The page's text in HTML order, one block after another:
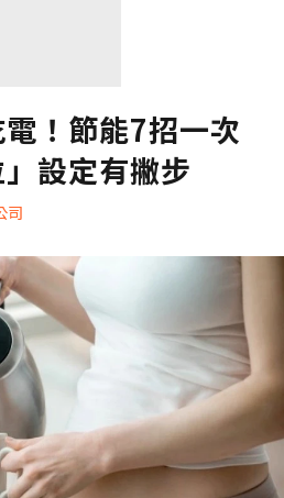
！節能7招一次
設定有撇步
司